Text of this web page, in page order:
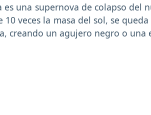
es una supernova de colapso del
10 veces la masa del sol, se
creando un agujero negro o una